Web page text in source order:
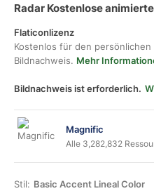
Radar Kostenlose
Flaticonlizenz
Kostenlos für den
Bildnachweis. Mehr
Bildnachweis ist erforderlich.
Magnific
Alle 3,282,832
Stil: Basic Accent Lineal Color